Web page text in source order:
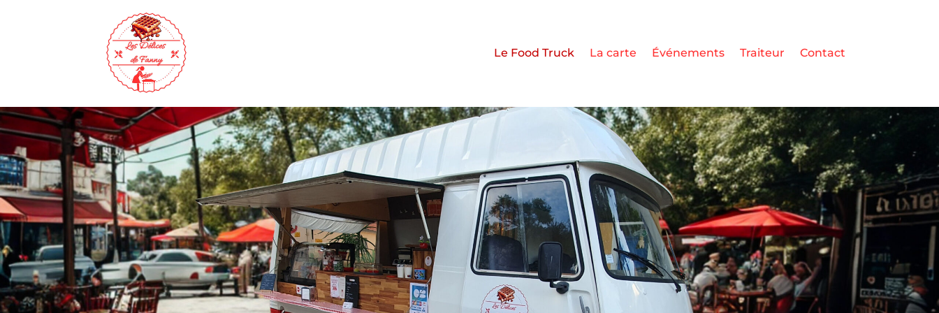
Le Food Truck La carte Événements Traiteur Contact